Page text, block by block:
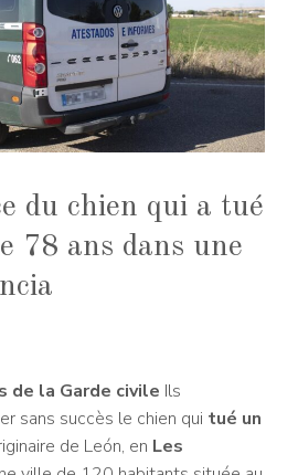
du chien qui a tué
78 ans dans une
de la Garde civile Ils
sans succès le chien qui tué un
de León, en Les